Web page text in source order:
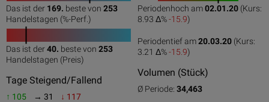
Das ist der 169. beste von 253
Handelstagen (%-Perf.)
Das ist der40. beste von 253
Handelstagen (Preis)
Tage Steigend/Fallend
↑ 105 → 31 ↓ 117
100
Periodenhoch am02.01.20 (Kurs:
8.93 Δ%-15.9)
Periodentief am20.03.20 (Kurs:
3.21 Δ%-15.9)
Volumen (Stück)
Ø Periode: 34,463